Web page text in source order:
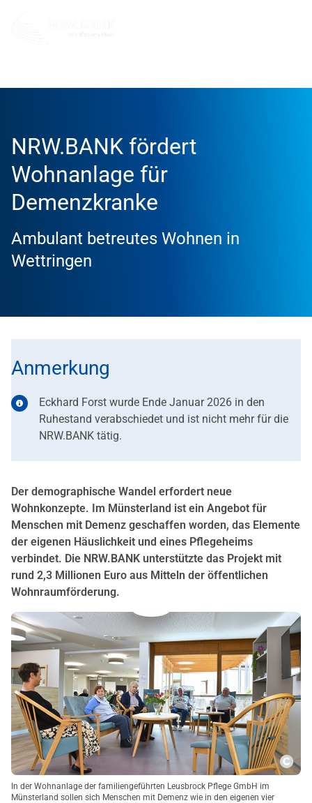
NRW.BANK fördert
Wohnanlage für
Demenzkranke
Ambulant betreutes Wohnen in
Wettringen
Anmerkung
Eckhard Forst wurde Ende Januar 2026 in den
Ruhestand verabschiedet und ist nicht mehr für die
NRW.BANK tätig.
Der demographische Wandel erfordert neue
Wohnkonzepte. Im Münsterland ist ein Angebot für
Menschen mit Demenz geschaffen worden, das Elemente
der eigenen Häuslichkeit und eines Pflegeheims
verbindet. Die NRW.BANK unterstützte das Projekt mit
rund 2,3 Millionen Euro aus Mitteln der öffentlichen
Wohnraumförderung.
In der Wohnanlage der familiengeführten Leusbrock Pflege GmbH im
Münsterland sollen sich Menschen mit Demenz wie in den eigenen vier